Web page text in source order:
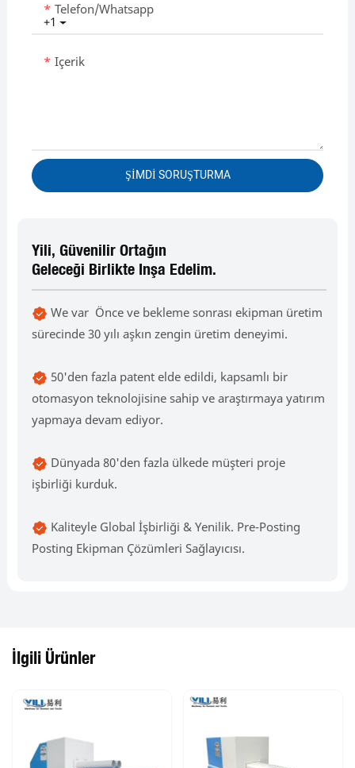
+1
Telefon/whatsapp
Içerik
ŞIMDI SORUŞTURMA
Yili, Güvenilir Ortağın
Geleceği Birlikte Inşa Edelim.
We var Önce ve bekleme sonrası ekipman üretim
sürecinde 30 yılı aşkın zengin üretim deneyimi.
50'den fazla patent elde edildi, kapsamlı bir
otomasyon teknolojisine sahip ve araştırmaya yatırım
yapmaya devam ediyor.
Dünyada 80'den fazla ülkede müşteri proje
işbirliği kurduk.
Kaliteyle Global İşbirliği & Yenilik. Pre-Posting
Posting Ekipman Çözümleri Sağlayıcısı.
İlgili Ürünler